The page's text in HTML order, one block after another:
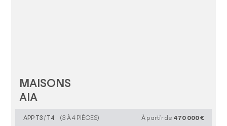
MAISONS
AIA
APP T3 / T4 (3 À 4 PIÈCES) À partir de 470 000 €